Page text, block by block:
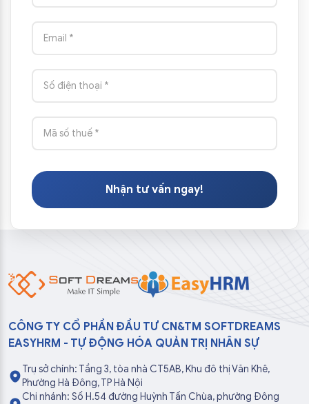
Nhận tư vấn ngay!
CÔNG TY CỔ PHẦN ĐẦU TƯ CN&TM SOFTDREAMS
EASYHRM - TỰ ĐỘNG HÓA QUẢN TRỊ NHÂN SỰ
Trụ sở chính: Tầng 3, tòa nhà CT5AB, Khu đô thị Văn Khê,
Phường Hà Đông, TP Hà Nội
Chi nhánh: Số H.54 đường Huỳnh Tấn Chùa, phường Đông